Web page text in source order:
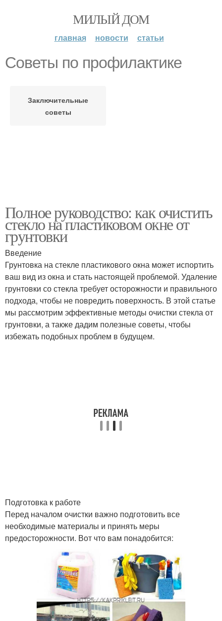
МИЛЫЙ ДОМ
главная новости статьи
Советы по профилактике
Заключительные
советы
Полное руководство: как очистить
стекло на пластиковом окне от
грунтовки
Введение
Грунтовка на стекле пластикового окна может испортить
ваш вид из окна и стать настоящей проблемой. Удаление
грунтовки со стекла требует осторожности и правильного
подхода, чтобы не повредить поверхность. В этой статье
мы рассмотрим эффективные методы очистки стекла от
грунтовки, а также дадим полезные советы, чтобы
избежать подобных проблем в будущем.
Подготовка к работе
Перед началом очистки важно подготовить все
необходимые материалы и принять меры
предосторожности. Вот что вам понадобится: